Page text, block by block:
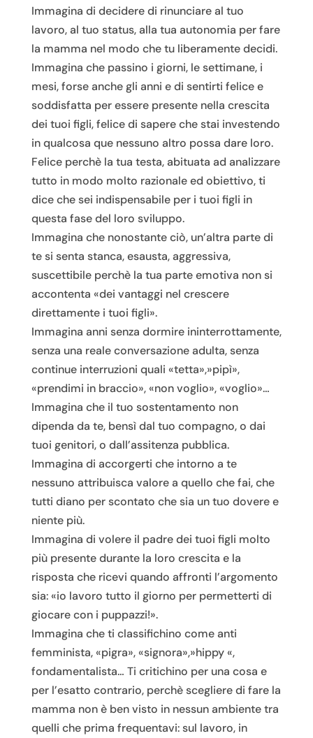
Immagina di decidere di rinunciare al tuo
lavoro, al tuo status, alla tua autonomia per fare
la mamma nel modo che tu liberamente decidi.
Immagina che passino i giorni, le settimane, i
mesi, forse anche gli anni e di sentirti felice e
soddisfatta per essere presente nella crescita
dei tuoi figli, felice di sapere che stai investendo
in qualcosa que nessuno altro possa dare loro.
Felice perchè la tua testa, abituata ad analizzare
tutto in modo molto razionale ed obiettivo, ti
dice che sei indispensabile per i tuoi figli in
questa fase del loro sviluppo.
Immagina che nonostante ciò, un’altra parte di
te si senta stanca, esausta, aggressiva,
suscettibile perchè la tua parte emotiva non si
accontenta «dei vantaggi nel crescere
direttamente i tuoi figli».
Immagina anni senza dormire ininterrottamente,
senza una reale conversazione adulta, senza
continue interruzioni quali «tetta»,»pipì»,
«prendimi in braccio», «non voglio», «voglio»…
Immagina che il tuo sostentamento non
dipenda da te, bensì dal tuo compagno, o dai
tuoi genitori, o dall’assitenza pubblica.
Immagina di accorgerti che intorno a te
nessuno attribuisca valore a quello che fai, che
tutti diano per scontato che sia un tuo dovere e
niente più.
Immagina di volere il padre dei tuoi figli molto
più presente durante la loro crescita e la
risposta che ricevi quando affronti l’argomento
sia: «io lavoro tutto il giorno per permetterti di
giocare con i puppazzi!».
Immagina che ti classifichino come anti
femminista, «pigra», «signora»,»hippy «,
fondamentalista… Ti critichino per una cosa e
per l’esatto contrario, perchè scegliere di fare la
mamma non è ben visto in nessun ambiente tra
quelli che prima frequentavi: sul lavoro, in